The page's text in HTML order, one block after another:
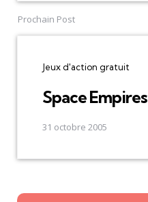
Prochain Post
Jeux d'action gratuit
Space Empires
31 octobre 2005